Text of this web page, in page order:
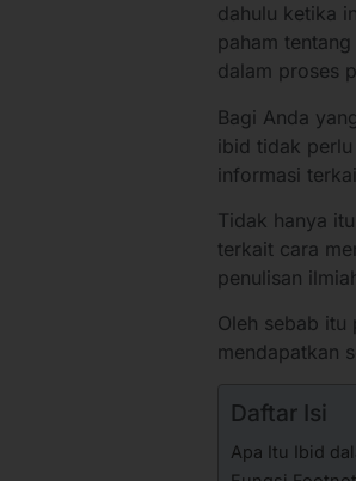
dahulu ketika
paham
dalam proses
Bagi Anda
ibid tidak
informasi
Tidak hanya
terkait cara
penulisan
Oleh sebab itu
mendapatkan
Daftar Isi
Apa Itu Ibid